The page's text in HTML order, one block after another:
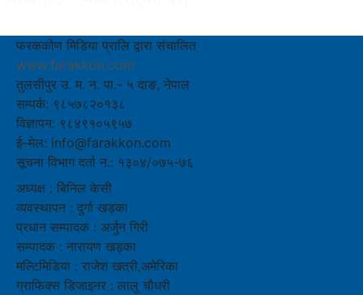
फरककोण मिडिया प्रालि द्वारा संचालित
www.farakkon.com
तुलसीपुर उ. म. न. पा.- ५ दाङ, नेपाल
सम्पर्क: ९८५७८२०१३८
विज्ञापन: ९८४९१०५९५७
ई–मेल: info@farakkon.com
सूचना विभाग दर्ता न.: १३०४/०७५-७६
अध्यक्ष : बिनिल केसी
व्यवस्थापन : दुर्गा खड्का
प्रधान सम्पादक : अर्जुन गिरी
सम्पादक : नारायण खड्का
मल्टिमिडिया : राजेश खत्री,अमेरिका
ग्राफिक्स डिजाइनर : लालु चौधरी